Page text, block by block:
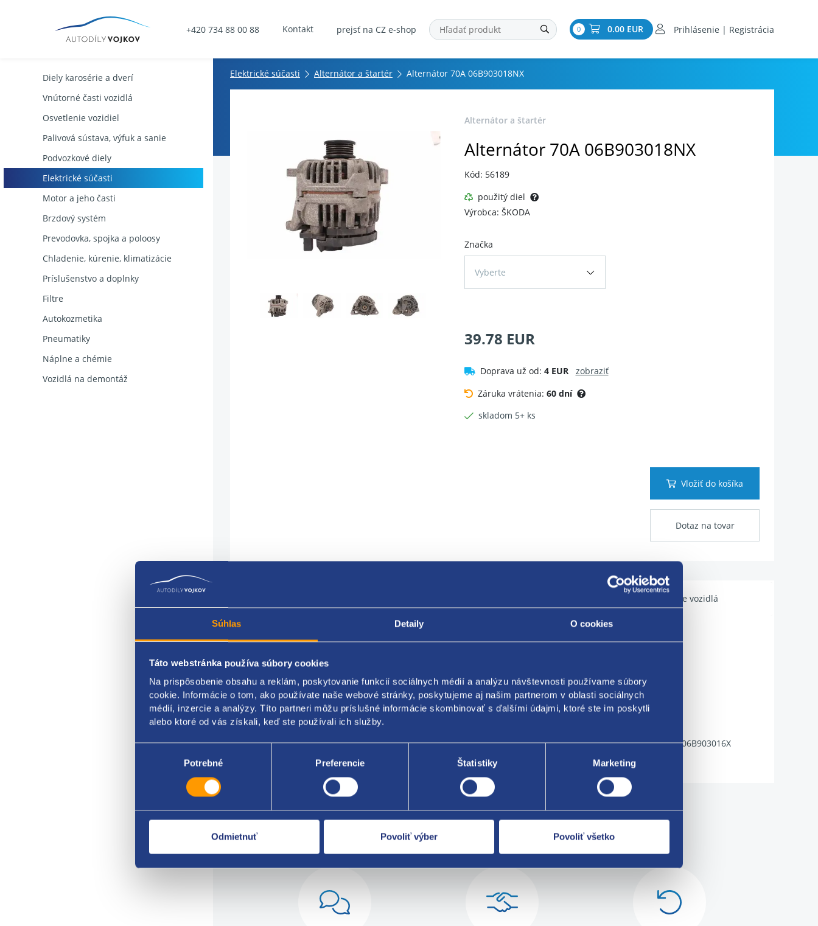
Súhlas Detaily O cookies
Táto webstránka používa súbory cookies
Na prispôsobenie obsahu a reklám, poskytovanie funkcií sociálnych médií a analýzu návštevnosti používame súbory
cookie. Informácie o tom, ako používate naše webové stránky, poskytujeme aj našim partnerom v oblasti sociálnych
médií, inzercie a analýzy. Títo partneri môžu príslušné informácie skombinovať s ďalšími údajmi, ktoré ste im poskytli
alebo ktoré od vás získali, keď ste používali ich služby.
Potrebné Preferencie Štatistiky Marketing
Odmietnuť Povoliť výber Povoliť všetko
+420 734 88 00 88 Kontakt prejsť na CZ e-shop 0 0.00 EUR Prihlásenie | Registrácia
Diely karosérie a dverí
Vnútorné časti vozidlá
Osvetlenie vozidiel
Palivová sústava, výfuk a sanie
Podvozkové diely
Elektrické súčasti
Motor a jeho časti
Brzdový systém
Prevodovka, spojka a poloosy
Chladenie, kúrenie, klimatizácie
Príslušenstvo a doplnky
Filtre
Autokozmetika
Pneumatiky
Náplne a chémie
Vozidlá na demontáž
Elektrické súčasti Alternátor a štartér Alternátor 70A 06B903018NX
Alternátor a štartér
Alternátor 70A 06B903018NX
Kód: 56189
použitý diel
Výrobca: ŠKODA
Značka
Vyberte
39.78 EUR
Doprava už od: 4 EUR
zobraziť
Záruka vrátenia: 60 dní
skladom 5+ ks
Vložiť do košíka
Dotaz na tovar
Použiteľné pre vozidlá
Alternátor
nabíjací prúd: 70 A
napätie: 14V
remenica: PV5x50 mm
VAG original: 06B903018NX 047903015Q 047903015QX 047903017 047903017X 06B903016C 06B903016CX 06B903016X
Za kvalitu ručíme!